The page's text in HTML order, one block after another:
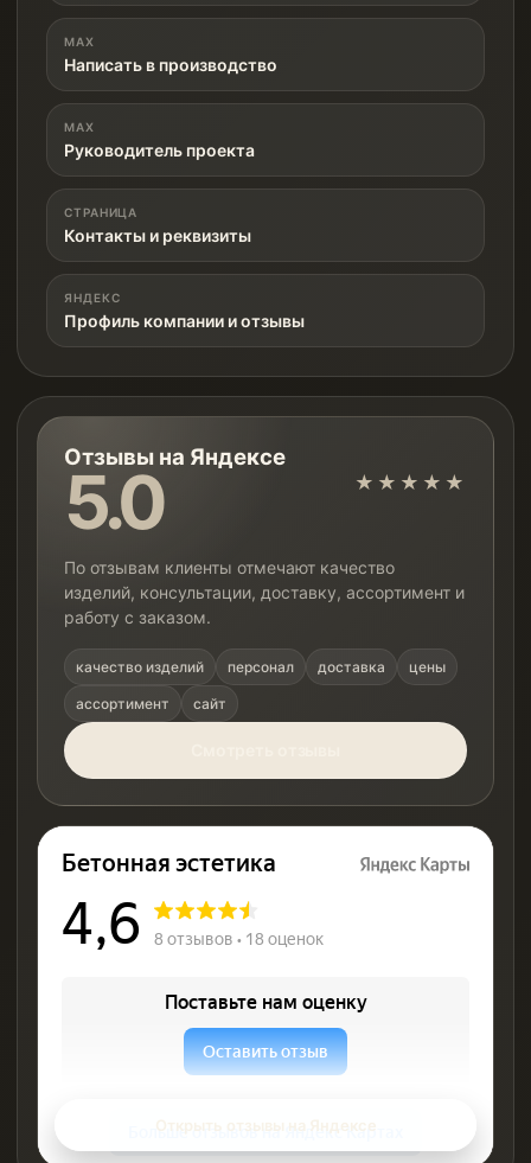
MAX
Написать в производство
MAX
Руководитель проекта
СТРАНИЦА
Контакты и реквизиты
ЯНДЕКС
Профиль компании и отзывы
Отзывы на Яндексе
5.0 ★★★★★
По отзывам клиенты отмечают качество
изделий, консультации, доставку, ассортимент и
работу с заказом.
качество изделий персонал доставка цены
ассортимент сайт